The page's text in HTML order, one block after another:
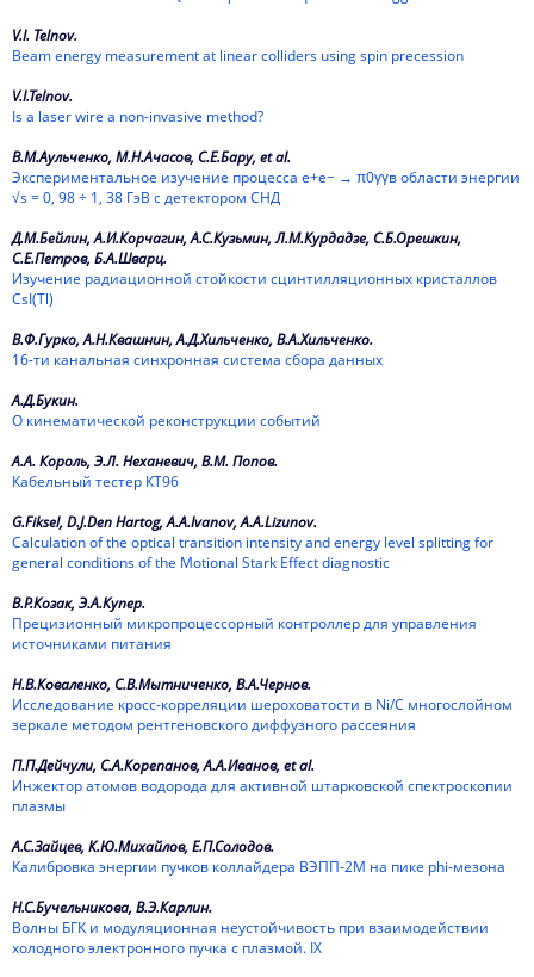
2006
2004
2003
2002
2001
2000
1999
1998
1997
1995
1993
1992
1991
1990
1988
1987
1986
V.I. Telnov.
Beam energy measurement at linear colliders using spin precession
V.I.Telnov.
Is a laser wire a non-invasive method?
В.М.Аульченко, М.Н.Ачасов, С.Е.Бару, et al.
Экспериментальное изучение процесса e+e− → π0γγв области энергии
√s = 0, 98 ÷ 1, 38 ГэВ с детектором СНД
Д.М.Бейлин, А.И.Корчагин, А.С.Кузьмин, Л.М.Курдадзе, С.Б.Орешкин,
С.Е.Петров, Б.А.Шварц.
Изучение радиационной стойкости сцинтилляционных кристаллов
CsI(Tl)
В.Ф.Гурко, А.Н.Квашнин, А.Д.Хильченко, В.А.Хильченко.
16-ти канальная синхронная система сбора данных
А.Д.Букин.
О кинематической реконструкции событий
А.А. Король, Э.Л. Неханевич, В.М. Попов.
Кабельный тестер КТ96
G.Fiksel, D.J.Den Hartog, A.A.Ivanov, A.A.Lizunov.
Calculation of the optical transition intensity and energy level splitting for
general conditions of the Motional Stark Effect diagnostic
В.Р.Козак, Э.А.Купер.
Прецизионный микропроцессорный контроллер для управления
источниками питания
Н.В.Коваленко, С.В.Мытниченко, В.А.Чернов.
Исследование кросс-корреляции шероховатости в Ni/C многослойном
зеркале методом рентгеновского диффузного рассеяния
П.П.Дейчули, С.А.Корепанов, А.А.Иванов, et al.
Инжектор атомов водорода для активной штарковской спектроскопии
плазмы
А.С.Зайцев, К.Ю.Михайлов, Е.П.Солодов.
Калибровка энергии пучков коллайдера ВЭПП-2М на пике phi-мезона
Н.С.Бучельникова, В.Э.Карлин.
Волны БГК и модуляционная неустойчивость при взаимодействии
холодного электронного пучка с плазмой. IX